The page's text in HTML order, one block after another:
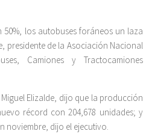
los autobuses foráneos un laza
presidente de la Asociación Nacional
Camiones y Tractocamiones
Elizalde, dijo que la producción
récord con 204,678 unidades; y
noviembre, dijo el ejecutivo.